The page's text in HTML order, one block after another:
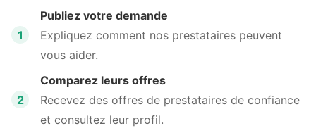
1
Publiez votre demande
Expliquez comment nos prestataires peuvent
vous aider.
2
Comparez leurs offres
Recevez des offres de prestataires de confiance
et consultez leur profil.